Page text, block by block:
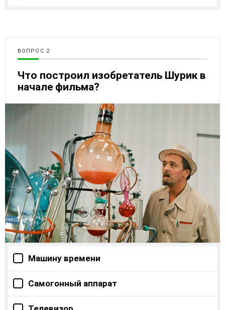
ВОПРОС
Что построил изобретатель Шурик в
начале фильма?
Машину времени
Самогонный аппарат